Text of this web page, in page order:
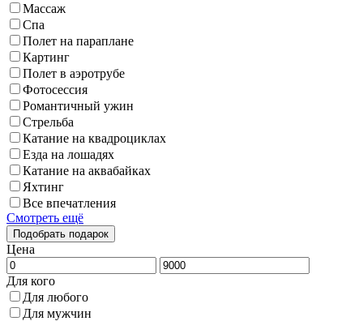
Массаж
Спа
Полет на параплане
Картинг
Полет в аэротрубе
Фотосессия
Романтичный ужин
Стрельба
Катание на квадроциклах
Езда на лошадях
Катание на аквабайках
Яхтинг
Все впечатления
Смотреть ещё
Цена
Для кого
Для любого
Для мужчин